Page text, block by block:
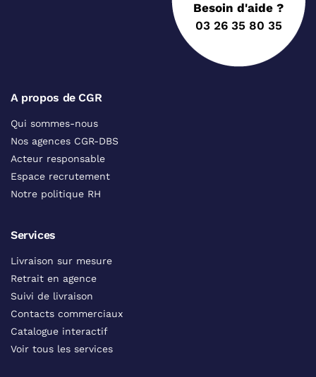
Besoin d'aide ?
03 26 35 80 35
A propos de CGR
Qui sommes-nous
Nos agences CGR-DBS
Acteur responsable
Espace recrutement
Notre politique RH
Services
Livraison sur mesure
Retrait en agence
Suivi de livraison
Contacts commerciaux
Catalogue interactif
Voir tous les services